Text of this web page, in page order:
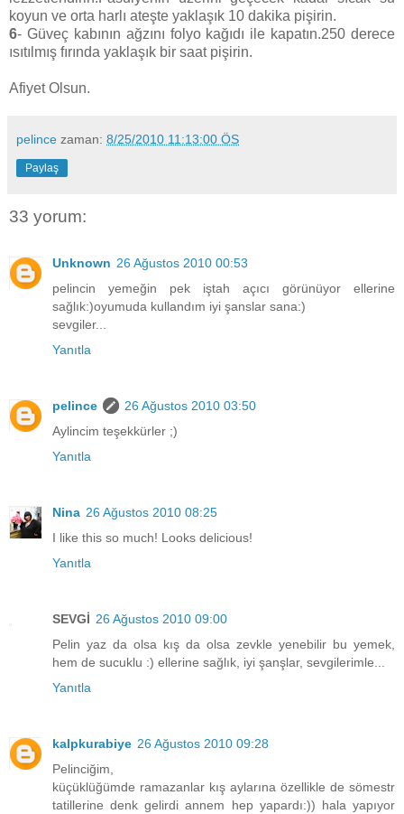
koyun ve orta harlı ateşte yaklaşık 10 dakika pişirin.
6- Güveç kabının ağzını folyo kağıdı ile kapatın.250 derece
ısıtılmış fırında yaklaşık bir saat pişirin.
Afiyet Olsun.
pelince zaman: 8/25/2010 11:13:00 ÖS
Paylaş
33 yorum:
Unknown 26 Ağustos 2010 00:53
pelincin yemeğin pek iştah açıcı görünüyor ellerine
sağlık:)oyumuda kullandım iyi şanslar sana:)
sevgiler...
Yanıtla
pelince
26 Ağustos 2010 03:50
Aylincim teşekkürler ;)
Yanıtla
Nina 26 Ağustos 2010 08:25
I like this so much! Looks delicious!
Yanıtla
SEVGİ 26 Ağustos 2010 09:00
Pelin yaz da olsa kış da olsa zevkle yenebilir bu yemek,
hem de sucuklu :) ellerine sağlık, iyi şanşlar, sevgilerimle...
Yanıtla
kalpkurabiye 26 Ağustos 2010 09:28
Pelinciğim,
küçüklüğümde ramazanlar kış aylarına özellikle de sömestr
tatillerine denk gelirdi annem hep yapardı:)) hala yapıyor